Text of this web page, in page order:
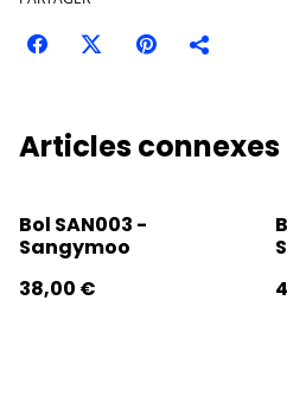
Articles connexes
Bol SAN003 -
Sangymoo
38,00 €